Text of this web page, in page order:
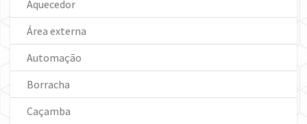
Aquecedor
Área externa
Automação
Borracha
Caçamba